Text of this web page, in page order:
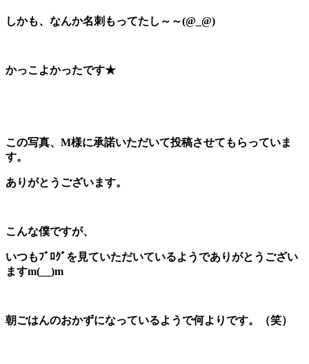
しかも、なんか名刺もってたし～～(@_@)
かっこよかったです★
この写真、M様に承諾いただいて投稿させてもらっていま
す。
ありがとうございます。
こんな僕ですが、
いつもﾌﾞﾛｸﾞを見ていただいているようでありがとうござい
ますm(__)m
朝ごはんのおかずになっているようで何よりです。（笑）